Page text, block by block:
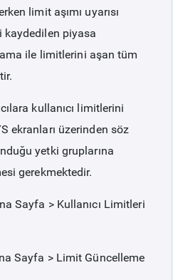
limit aşımı uyarısı
kaydedilen piyasa
ile limitlerini aşan tüm
kullanıcı limitlerini
ekranları üzerinden söz
yetki gruplarına
gerekmektedir.
Sayfa > Kullanıcı Limitleri
Sayfa > Limit Güncelleme